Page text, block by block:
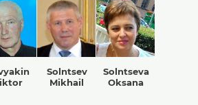
Solntsev
Mikhail
Solntseva
Oksana